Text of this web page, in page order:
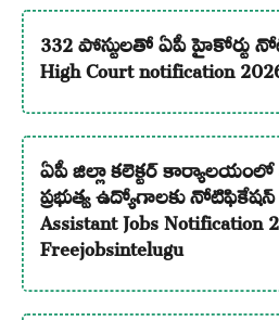
332 పోస్టులతో ఏపీ హైకోర్టు
High Court notification
ఏపీ జిల్లా కలెక్టర్
ప్రభుత్వ ఉద్యోగాలకు నోటిఫికేషన్
Assistant Jobs Notification
Freejobsintelugu